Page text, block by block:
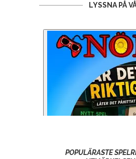
LYSSNA PÅ
POPULÄRASTE